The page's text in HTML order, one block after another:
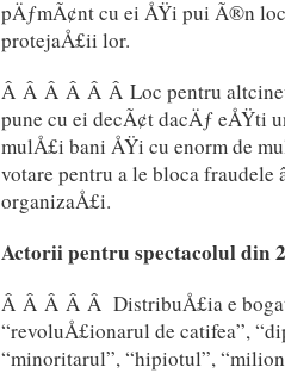
pÄƒmÃ¢nt cu ei ÅŸi pui Ã®n
protejaÅ£ii lor.
Â Â Â Â Â Â Loc pentru
pune cu ei decÃ¢t dacÄƒ eÅŸti
mulÅ£i bani ÅŸi cu enorm de
votare pentru a le bloca fraudele
organizaÅ£i.
Actorii pentru spectacolul din
Â Â Â Â Â DistribuÅ£ia e
“revoluÅ£ionarul de catifea”,
“minoritarul”, “hipiotul”,